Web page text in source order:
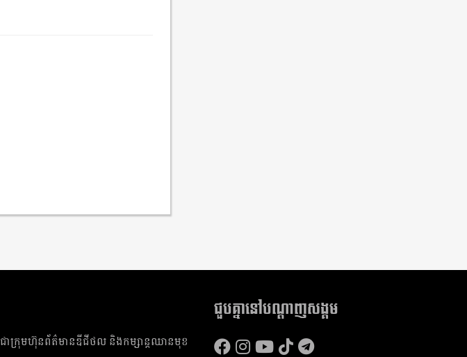
ជា​ក្រុមហ៊ុន​ព័ត៌មាន​ឌីជីថល និង​កម្សាន្ត​ឈាន​មុខ​
ជួបគ្នានៅបណ្តាញសង្គម